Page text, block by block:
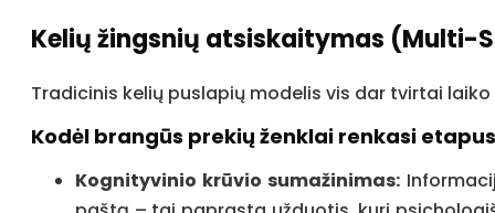
Kelių žingsnių atsiskaitymas (Multi-
Tradicinis kelių puslapių modelis vis dar tvirtai
Kodėl brangūs prekių ženklai renkasi
Kognityvinio krūvio sumažinimas: